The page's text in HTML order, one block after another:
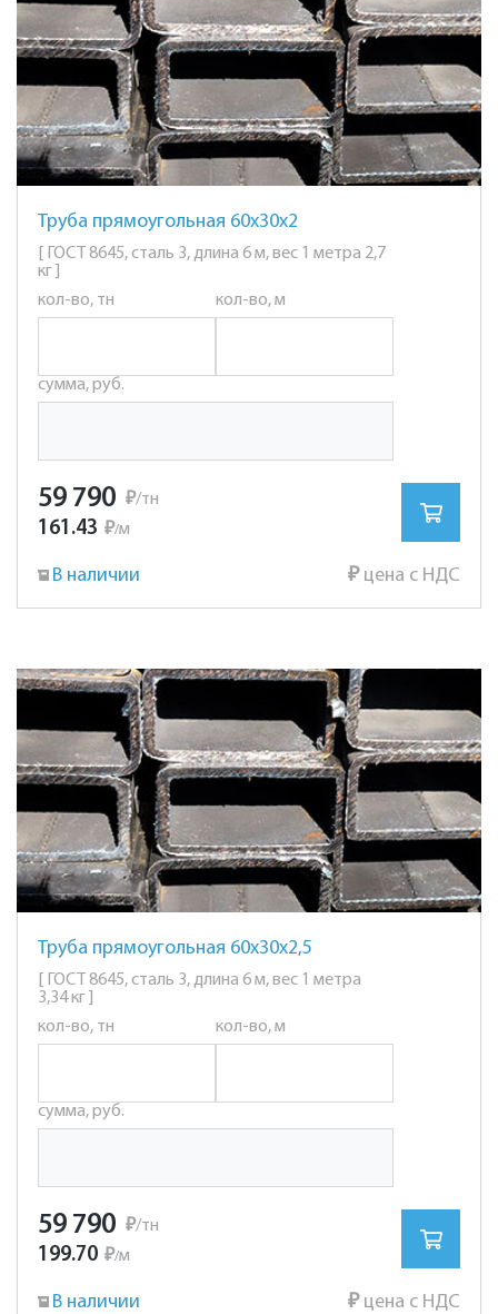
Труба прямоугольная 60х30х2
[ ГОСТ 8645, сталь 3, длина 6 м, вес 1 метра 2,7
кг ]
кол-во, тн
кол-во, м
сумма, руб.
59 790 ₽/тн
161.43 ₽/м
В наличии ₽цена с НДС
Труба прямоугольная 60х30х2,5
[ ГОСТ 8645, сталь 3, длина 6 м, вес 1 метра
3,34 кг ]
кол-во, тн
кол-во, м
сумма, руб.
59 790 ₽/тн
199.70 ₽/м
В наличии ₽цена с НДС